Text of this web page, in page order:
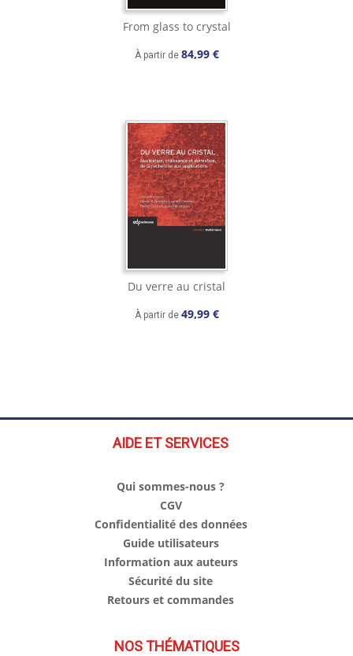
From glass to crystal
À partir de 84,99 €
Du verre au cristal
À partir de 49,99 €
AIDE ET SERVICES
Qui sommes-nous ?
CGV
Confidentialité des données
Guide utilisateurs
Information aux auteurs
Sécurité du site
Retours et commandes
NOS THÉMATIQUES